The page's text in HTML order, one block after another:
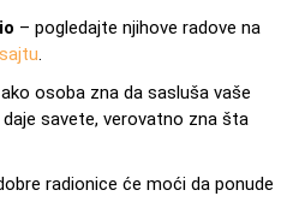
– pogledajte njihove radove na
.
osoba zna da sasluša vaše
savete, verovatno zna šta
radionice će moći da ponude